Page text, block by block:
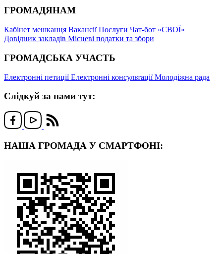
ГРОМАДЯНАМ
Кабінет мешканця ВакансіїПослуги Чат-бот «СВОЇ»
Довідник закладів Місцеві податки та збори
ГРОМАДСЬКА УЧАСТЬ
Електронні петиціїЕлектронні консультаціїМолодіжна рада
Слідкуй за нами тут:
НАША ГРОМАДА У СМАРТФОНІ: